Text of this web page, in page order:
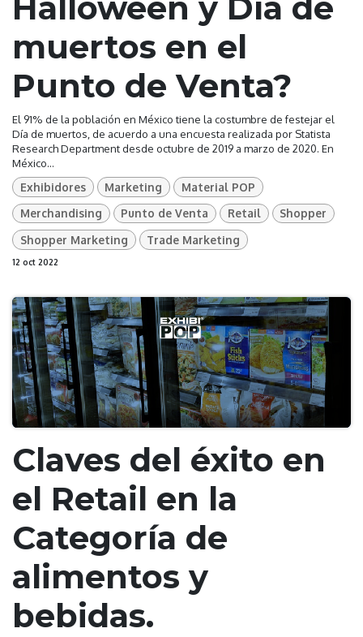
muertos en el
Punto de Venta?
El 91% de la población en México tiene la costumbre de festejar el
Día de muertos, de acuerdo a una encuesta realizada por Statista
Research Department desde octubre de 2019 a marzo de 2020. En
México...
Exhibidores Marketing
Material POP
Merchandising
Punto de Venta Retail
Shopper
Shopper Marketing
Trade Marketing
12 oct 2022
Claves del éxito en
el Retail en la
Categoría de
alimentos y
bebidas.